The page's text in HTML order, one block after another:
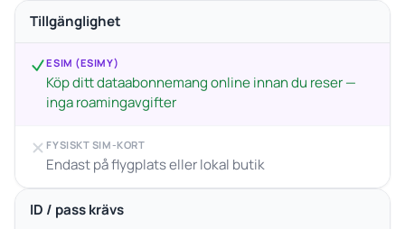
Tillgänglighet
ESIM (ESIMY)
Köp ditt dataabonnemang online innan du reser —
inga roamingavgifter
FYSISKT SIM-KORT
Endast på flygplats eller lokal butik
ID / pass krävs